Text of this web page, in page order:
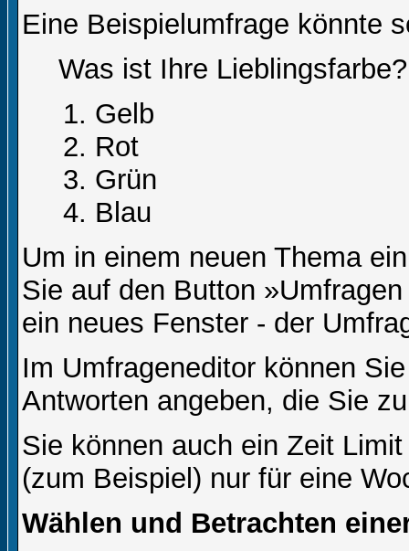
Eine Beispielumfrage könnte
Was ist Ihre Lieblingsfarbe?
Gelb
Rot
Grün
Blau
Um in einem neuen Thema
Sie auf den Button
ein neues Fenster - der
Im Umfrageneditor können
Antworten angeben, die Sie
Sie können auch ein Zeit
(zum Beispiel) nur für eine
Wählen und Betrachten